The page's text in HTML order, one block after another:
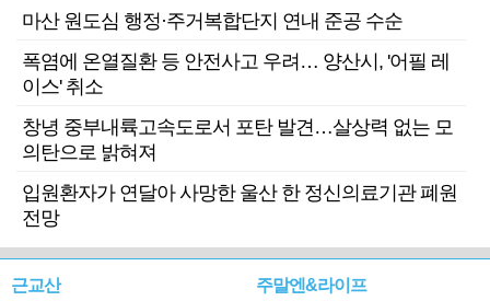
마산 원도심 행정·주거복합단지 연내 준공 수순
폭염에 온열질환 등 안전사고 우려… 양산시, '어필 레
이스' 취소
창녕 중부내륙고속도로서 포탄 발견…살상력 없는 모
의탄으로 밝혀져
입원환자가 연달아 사망한 울산 한 정신의료기관 폐원
전망
근교산 주말엔&라이프